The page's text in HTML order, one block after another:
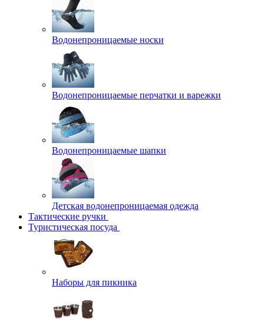
Водонепроницаемые носки
Водонепроницаемые перчатки и варежки
Водонепроницаемые шапки
Детская водонепроницаемая одежда
Тактические ручки
Туристическая посуда
Наборы для пикника